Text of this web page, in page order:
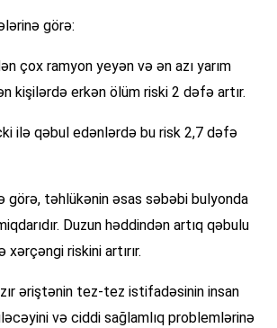
görə:
çox ramyon yeyən və ən azı yarım
kişilərdə erkən ölüm riski 2 dəfə artır.
ilə qəbul edənlərdə bu risk 2,7 dəfə
görə, təhlükənin əsas səbəbi bulyonda
Duzun həddindən artıq qəbulu
riskini artırır.
əriştənin tez-tez istifadəsinin insan
və ciddi sağlamlıq problemlərinə